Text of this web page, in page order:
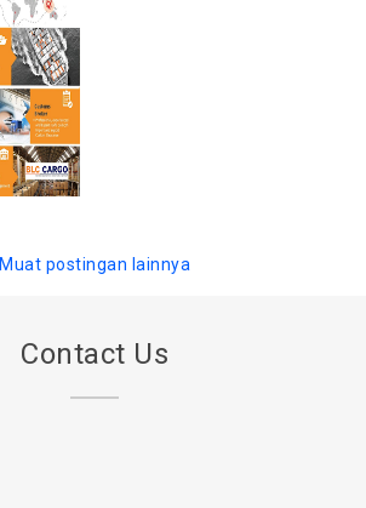
Muat postingan lainnya
Contact Us